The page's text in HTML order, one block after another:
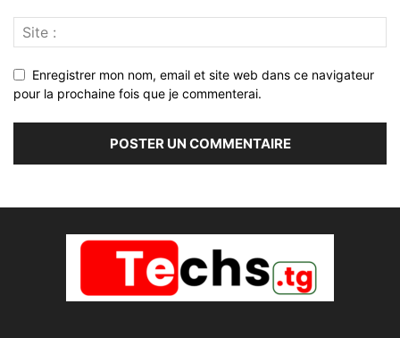
Enregistrer mon nom, email et site web dans ce navigateur
pour la prochaine fois que je commenterai.